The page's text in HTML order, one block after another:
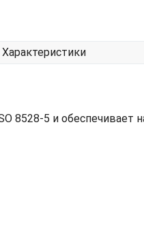
Характеристики
8528-5 и обеспечивает